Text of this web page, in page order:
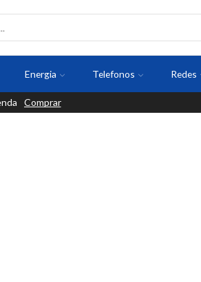
Energia Telefonos Redes
Comprar